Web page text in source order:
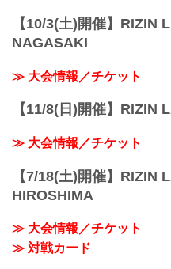
【10/3(土)開催】RIZIN
NAGASAKI
≫ 大会情報／チケット
【11/8(日)開催】RIZIN
≫ 大会情報／チケット
【7/18(土)開催】RIZIN
HIROSHIMA
≫ 大会情報／チケット
≫ 対戦カード